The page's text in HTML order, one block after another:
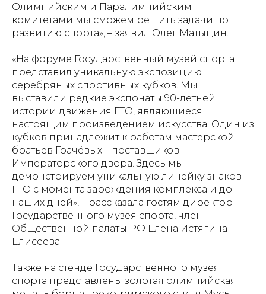
Олимпийским и Паралимпийским
комитетами мы сможем решить задачи по
развитию спорта», – заявил Олег Матыцин.
«На форуме Государственный музей спорта
представил уникальную экспозицию
серебряных спортивных кубков. Мы
выставили редкие экспонаты 90-летней
истории движения ГТО, являющиеся
настоящим произведением искусства. Один из
кубков принадлежит к работам мастерской
братьев Грачёвых – поставщиков
Императорского двора. Здесь мы
демонстрируем уникальную линейку знаков
ГТО с момента зарождения комплекса и до
наших дней», – рассказала гостям директор
Государственного музея спорта, член
Общественной палаты РФ Елена Истягина-
Елисеева.
Также на стенде Государственного музея
спорта представлены золотая олимпийская